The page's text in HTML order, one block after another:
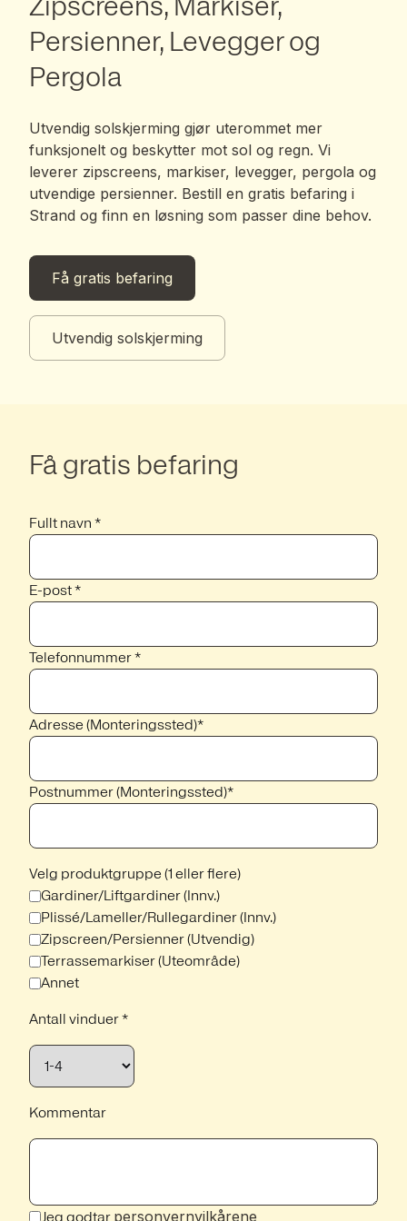
Persienner, Levegger og
Pergola
Utvendig solskjerming gjør uterommet mer
funksjonelt og beskytter mot sol og regn. Vi
leverer zipscreens, markiser, levegger, pergola og
utvendige persienner. Bestill en gratis befaring i
Strand og finn en løsning som passer dine behov.
Få gratis befaring
Utvendig solskjerming
Få gratis befaring
Fullt navn *
E-post *
Telefonnummer *
Adresse (Monteringssted)*
Postnummer (Monteringssted)*
Velg produktgruppe (1 eller flere)
Gardiner/Liftgardiner (Innv.)
Plissé/Lameller/Rullegardiner (Innv.)
Zipscreen/Persienner (Utvendig)
Terrassemarkiser (Uteområde)
Annet
Antall vinduer *
Kommentar
Jeg godtar personvernvilkårene